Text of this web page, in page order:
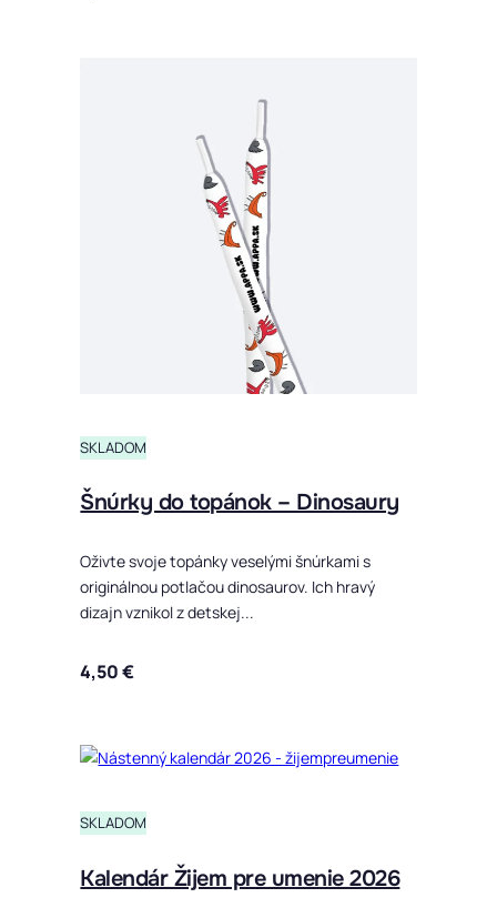
SKLADOM
Šnúrky do topánok – Dinosaury
Oživte svoje topánky veselými šnúrkami s
originálnou potlačou dinosaurov. Ich hravý
dizajn vznikol z detskej...
4,50€
SKLADOM
Kalendár Žijem pre umenie 2026